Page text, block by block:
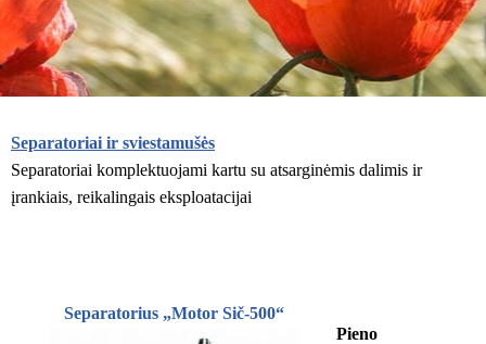
Separatoriai ir sviestamušės
Separatoriai komplektuojami kartu su atsarginėmis dalimis ir
įrankiais, reikalingais eksploatacijai
Separatorius „Motor Sič-500“
Pieno